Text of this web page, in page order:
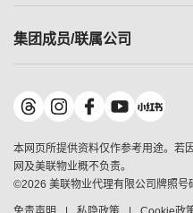
独家楼盘
租房
按揭计算机
负担能力计算机
转按计算机
缴款方式
历史成交
小区成交排行榜
地区百科
小区专页
美联精英会
美善会
地产经纪人管理协会
申报已递交的购楼开盘
集团成员/联属公司
美联物业
鋑联控股*
美联工商铺*
美联中国
美联澳门
本网页所提供资料仅作参考用途。若
网及美联物业概不负责。
©2026 美联物业代理有限公司牌照